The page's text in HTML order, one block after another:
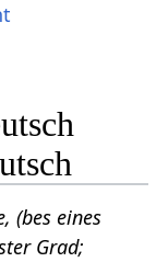
(bes eines
Grad;